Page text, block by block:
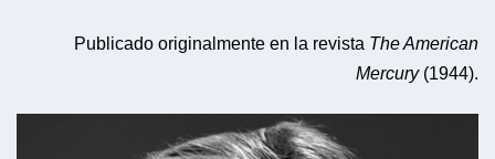
Publicado originalmente en la revista The American
Mercury(1944).